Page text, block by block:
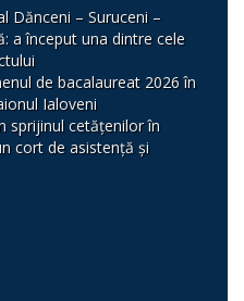
Dănceni – Suruceni –
a început una dintre cele
de bacalaureat 2026 în
Ialoveni
sprijinul cetățenilor în
cort de asistență și